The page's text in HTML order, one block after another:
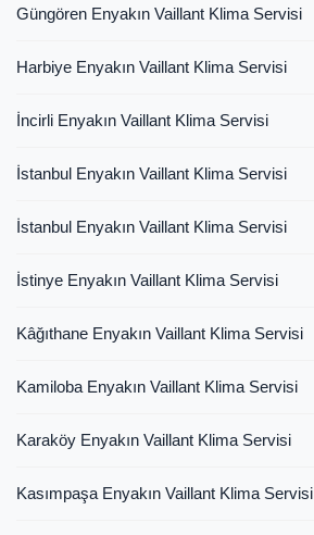
Güngören Enyakın Vaillant Klima Servisi
Harbiye Enyakın Vaillant Klima Servisi
İncirli Enyakın Vaillant Klima Servisi
İstanbul Enyakın Vaillant Klima Servisi
İstanbul Enyakın Vaillant Klima Servisi
İstinye Enyakın Vaillant Klima Servisi
Kâğıthane Enyakın Vaillant Klima Servisi
Kamiloba Enyakın Vaillant Klima Servisi
Karaköy Enyakın Vaillant Klima Servisi
Kasımpaşa Enyakın Vaillant Klima Servisi